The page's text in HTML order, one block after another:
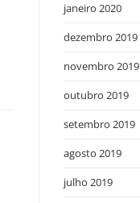
janeiro 2020
dezembro 2019
novembro 2019
outubro 2019
setembro 2019
agosto 2019
julho 2019